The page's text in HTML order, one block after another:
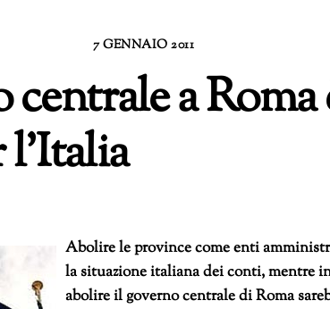
7 GENNAIO 2011
a
Abolire le province come enti
la situazione italiana dei conti, mentre
abolire il governo centrale di Roma